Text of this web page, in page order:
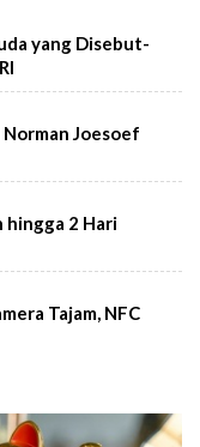
yang Disebut-
Joesoef
hingga 2 Hari
Tajam, NFC